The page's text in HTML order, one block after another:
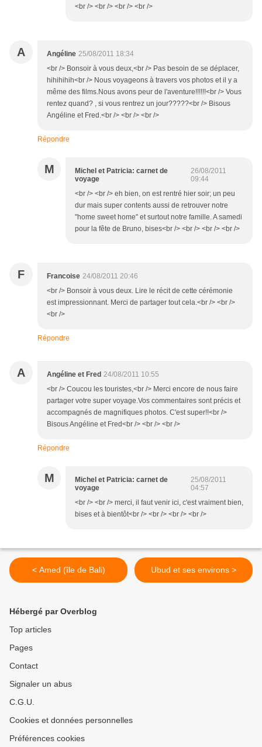
<br /> <br /> <br /> <br />
A Angéline 25/08/2011 18:34
<br /> Bonsoir à vous deux,<br /> Pas besoin de se déplacer,
hihihihih<br /> Nous voyageons à travers vos photos et il y a
même des films.Nous avons peur de l'aventure!!!!!!<br /> Vous
rentez quand? , si vous rentrez un jour?????<br /> Bisous
Angéline et Fred.<br /> <br /> <br />
Répondre
M
Michel et Patricia: carnet de
voyage
26/08/2011
09:44
<br /> <br /> eh bien, on est rentré hier soir; un peu
dur mais super contents aussi de retrouver notre
"home sweet home" et surtout notre famille. A samedi
pour la fête de Bruno, bises<br /> <br /> <br /> <br />
F Francoise 24/08/2011 20:46
<br /> Bonsoir à vous deux. Lire le récit de cette cérémonie
est impressionnant. Merci de partager tout cela.<br /> <br />
<br />
Répondre
A Angéline et Fred 24/08/2011 10:55
<br /> Coucou les touristes,<br /> Merci encore de nous faire
partager votre super voyage.Vos commentaires sont précis et
accompagnés de magnifiques photos. C'est super!!<br />
Bisous Angéline et Fred<br /> <br /> <br />
Répondre
M
Michel et Patricia: carnet de
voyage
25/08/2011
04:57
<br /> <br /> merci, il faut venir ici, c'est vraiment bien,
bises et à bientôt<br /> <br /> <br /> <br />
< Amed (île de Bali) Ubud et ses environs >
Hébergé par Overblog
Top articles
Pages
Contact
Signaler un abus
C.G.U.
Cookies et données personnelles
Préférences cookies